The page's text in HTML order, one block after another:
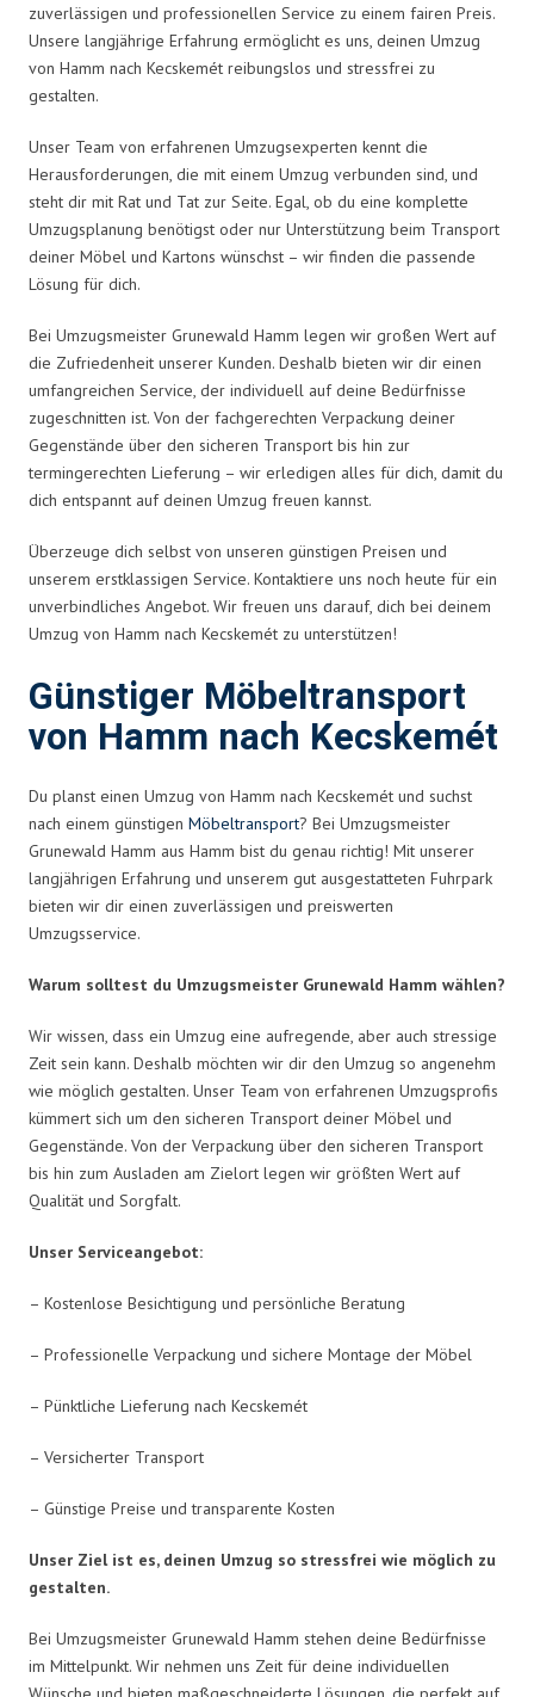
zuverlässigen und professionellen Service zu einem fairen Preis.
Unsere langjährige Erfahrung ermöglicht es uns, deinen Umzug
von Hamm nach Kecskemét reibungslos und stressfrei zu
gestalten.
Unser Team von erfahrenen Umzugsexperten kennt die
Herausforderungen, die mit einem Umzug verbunden sind, und
steht dir mit Rat und Tat zur Seite. Egal, ob du eine komplette
Umzugsplanung benötigst oder nur Unterstützung beim Transport
deiner Möbel und Kartons wünschst – wir finden die passende
Lösung für dich.
Bei Umzugsmeister Grunewald Hamm legen wir großen Wert auf
die Zufriedenheit unserer Kunden. Deshalb bieten wir dir einen
umfangreichen Service, der individuell auf deine Bedürfnisse
zugeschnitten ist. Von der fachgerechten Verpackung deiner
Gegenstände über den sicheren Transport bis hin zur
termingerechten Lieferung – wir erledigen alles für dich, damit du
dich entspannt auf deinen Umzug freuen kannst.
Überzeuge dich selbst von unseren günstigen Preisen und
unserem erstklassigen Service. Kontaktiere uns noch heute für ein
unverbindliches Angebot. Wir freuen uns darauf, dich bei deinem
Umzug von Hamm nach Kecskemét zu unterstützen!
Günstiger Möbeltransport
von Hamm nach Kecskemét
Du planst einen Umzug von Hamm nach Kecskemét und suchst
nach einem günstigen Möbeltransport? Bei Umzugsmeister
Grunewald Hamm aus Hamm bist du genau richtig! Mit unserer
langjährigen Erfahrung und unserem gut ausgestatteten Fuhrpark
bieten wir dir einen zuverlässigen und preiswerten
Umzugsservice.
Warum solltest du Umzugsmeister Grunewald Hamm wählen?
Wir wissen, dass ein Umzug eine aufregende, aber auch stressige
Zeit sein kann. Deshalb möchten wir dir den Umzug so angenehm
wie möglich gestalten. Unser Team von erfahrenen Umzugsprofis
kümmert sich um den sicheren Transport deiner Möbel und
Gegenstände. Von der Verpackung über den sicheren Transport
bis hin zum Ausladen am Zielort legen wir größten Wert auf
Qualität und Sorgfalt.
Unser Serviceangebot:
– Kostenlose Besichtigung und persönliche Beratung
– Professionelle Verpackung und sichere Montage der Möbel
– Pünktliche Lieferung nach Kecskemét
– Versicherter Transport
– Günstige Preise und transparente Kosten
Unser Ziel ist es, deinen Umzug so stressfrei wie möglich zu
gestalten.
Bei Umzugsmeister Grunewald Hamm stehen deine Bedürfnisse
im Mittelpunkt. Wir nehmen uns Zeit für deine individuellen